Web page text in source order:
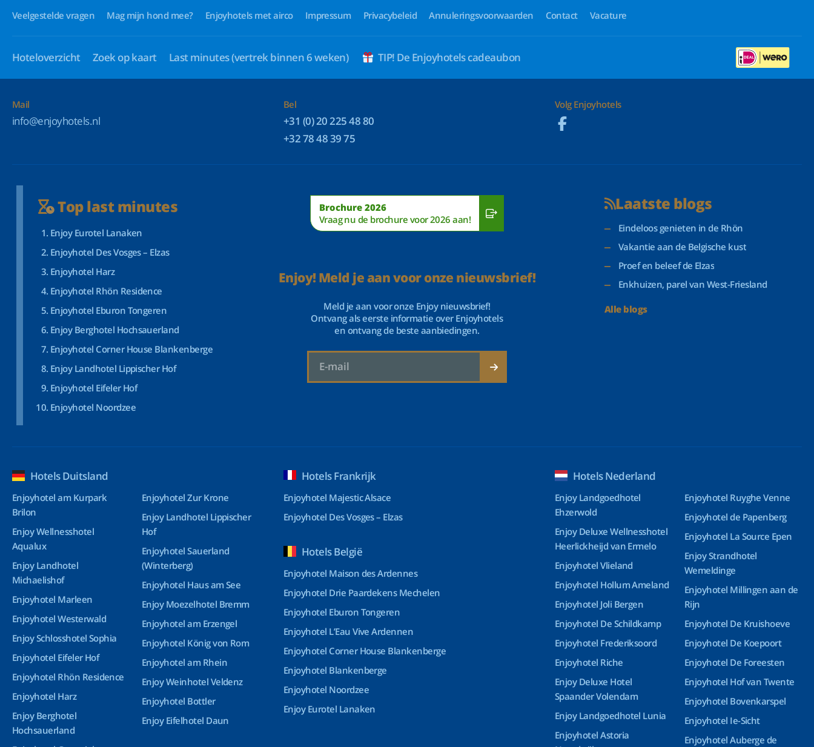
Veelgestelde vragen Mag mijn hond mee? Enjoyhotels met airco Impressum Privacybeleid Annuleringsvoorwaarden Contact Vacature
Hoteloverzicht Zoek op kaart Last minutes(vertrek binnen 6 weken) TIP! De Enjoyhotels cadeaubon
Mail
info@enjoyhotels.nl
Bel
+31 (0) 20 225 48 80
+32 78 48 39 75
Volg Enjoyhotels
Top last minutes
Enjoy Eurotel Lanaken
Enjoyhotel Des Vosges – Elzas
Enjoyhotel Harz
Enjoyhotel Rhön Residence
Enjoyhotel Eburon Tongeren
Enjoy Berghotel Hochsauerland
Enjoyhotel Corner House Blankenberge
Enjoy Landhotel Lippischer Hof
Enjoyhotel Eifeler Hof
Enjoyhotel Noordzee
Brochure 2026
Vraag nu de brochure voor 2026 aan!
Enjoy! Meld je aan voor onze nieuwsbrief!
Meld je aan voor onze Enjoy nieuwsbrief!
Ontvang als eerste informatie over Enjoyhotels
en ontvang de beste aanbiedingen.
Laatste blogs
Eindeloos genieten in de Rhön
Vakantie aan de Belgische kust
Proef en beleef de Elzas
Enkhuizen, parel van West-Friesland
Alle blogs
Hotels Duitsland
Enjoyhotel am Kurpark
Brilon
Enjoy Wellnesshotel
Aqualux
Enjoy Landhotel
Michaelishof
Enjoyhotel Marleen
Enjoyhotel Westerwald
Enjoy Schlosshotel Sophia
Enjoyhotel Eifeler Hof
Enjoyhotel Rhön Residence
Enjoyhotel Harz
Enjoy Berghotel
Hochsauerland
Enjoyhotel Zur Krone
Enjoy Landhotel Lippischer
Hof
Enjoyhotel Sauerland
(Winterberg)
Enjoyhotel Haus am See
Enjoy Moezelhotel Bremm
Enjoyhotel am Erzengel
Enjoyhotel König von Rom
Enjoyhotel am Rhein
Enjoy Weinhotel Veldenz
Enjoyhotel Bottler
Enjoy Eifelhotel Daun
Hotels Frankrijk
Enjoyhotel Majestic Alsace
Enjoyhotel Des Vosges – Elzas
Hotels België
Enjoyhotel Maison des Ardennes
Enjoyhotel Drie Paardekens Mechelen
Enjoyhotel Eburon Tongeren
Enjoyhotel L’Eau Vive Ardennen
Enjoyhotel Corner House Blankenberge
Enjoyhotel Blankenberge
Enjoyhotel Noordzee
Enjoy Eurotel Lanaken
Hotels Nederland
Enjoy Landgoedhotel
Ehzerwold
Enjoy Deluxe Wellnesshotel
Heerlickheijd van Ermelo
Enjoyhotel Vlieland
Enjoyhotel Hollum Ameland
Enjoyhotel Joli Bergen
Enjoyhotel De Schildkamp
Enjoyhotel Frederiksoord
Enjoyhotel Riche
Enjoy Deluxe Hotel
Spaander Volendam
Enjoy Landgoedhotel Lunia
Enjoyhotel Astoria
Enjoyhotel Ruyghe Venne
Enjoyhotel de Papenberg
Enjoyhotel La Source Epen
Enjoy Strandhotel
Wemeldinge
Enjoyhotel Millingen aan de
Rijn
Enjoyhotel De Kruishoeve
Enjoyhotel De Koepoort
Enjoyhotel De Foreesten
Enjoyhotel Hof van Twente
Enjoyhotel Bovenkarspel
Enjoyhotel Ie-Sicht
Enjoyhotel Auberge de